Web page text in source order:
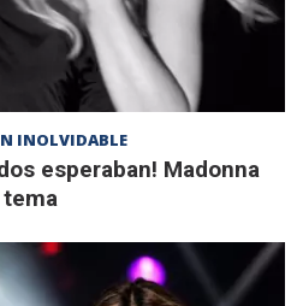
INOLVIDABLE
esperaban! Madonna